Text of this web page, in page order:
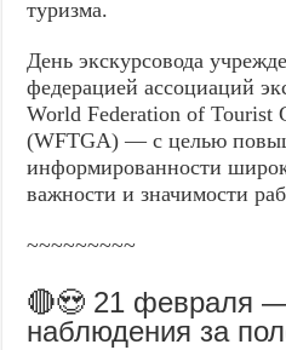
туризма.
День экскурсовода
федерацией ассоциаций
World Federation of Tourist
(WFTGA) — с целью
информированности
важности и значимости
~~~~~~~~~
🔴😍 21 февраля
наблюдения за